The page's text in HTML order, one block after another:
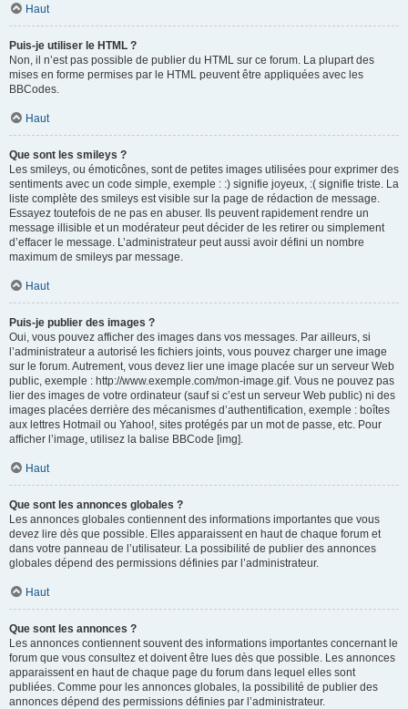
Haut
Puis-je utiliser le HTML ?
Non, il n’est pas possible de publier du HTML sur ce forum. La plupart des
mises en forme permises par le HTML peuvent être appliquées avec les
BBCodes.
Haut
Que sont les smileys ?
Les smileys, ou émoticônes, sont de petites images utilisées pour exprimer des
sentiments avec un code simple, exemple : :) signifie joyeux, :( signifie triste. La
liste complète des smileys est visible sur la page de rédaction de message.
Essayez toutefois de ne pas en abuser. Ils peuvent rapidement rendre un
message illisible et un modérateur peut décider de les retirer ou simplement
d’effacer le message. L’administrateur peut aussi avoir défini un nombre
maximum de smileys par message.
Haut
Puis-je publier des images ?
Oui, vous pouvez afficher des images dans vos messages. Par ailleurs, si
l’administrateur a autorisé les fichiers joints, vous pouvez charger une image
sur le forum. Autrement, vous devez lier une image placée sur un serveur Web
public, exemple : http://www.exemple.com/mon-image.gif. Vous ne pouvez pas
lier des images de votre ordinateur (sauf si c’est un serveur Web public) ni des
images placées derrière des mécanismes d’authentification, exemple : boîtes
aux lettres Hotmail ou Yahoo!, sites protégés par un mot de passe, etc. Pour
afficher l’image, utilisez la balise BBCode [img].
Haut
Que sont les annonces globales ?
Les annonces globales contiennent des informations importantes que vous
devez lire dès que possible. Elles apparaissent en haut de chaque forum et
dans votre panneau de l’utilisateur. La possibilité de publier des annonces
globales dépend des permissions définies par l’administrateur.
Haut
Que sont les annonces ?
Les annonces contiennent souvent des informations importantes concernant le
forum que vous consultez et doivent être lues dès que possible. Les annonces
apparaissent en haut de chaque page du forum dans lequel elles sont
publiées. Comme pour les annonces globales, la possibilité de publier des
annonces dépend des permissions définies par l’administrateur.